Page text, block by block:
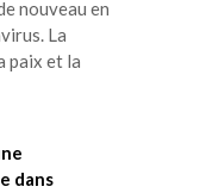
nouveau en
La
paix et la
dans